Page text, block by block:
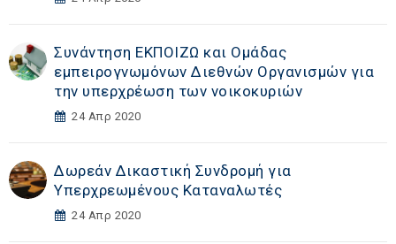
Συνάντηση ΕΚΠΟΙΖΩ και Ομάδας
εμπειρογνωμόνων Διεθνών Οργανισμών για
την υπερχρέωση των νοικοκυριών
24 Απρ 2020
Δωρεάν Δικαστική Συνδρομή για
Υπερχρεωμένους Καταναλωτές
24 Απρ 2020